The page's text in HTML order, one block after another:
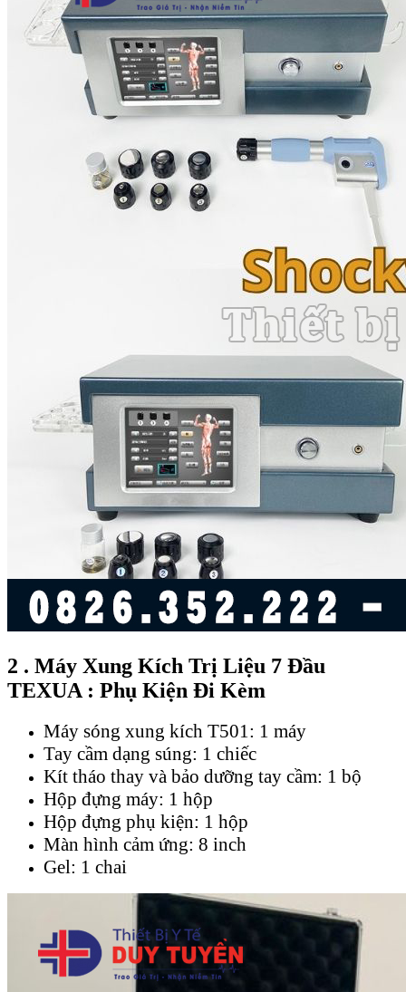
2 . Máy Xung Kích Trị Liệu 7 Đầu
TEXUA : Phụ Kiện Đi Kèm
Máy sóng xung kích T501: 1 máy
Tay cầm dạng súng: 1 chiếc
Kít tháo thay và bảo dưỡng tay cầm: 1 bộ
Hộp đựng máy: 1 hộp
Hộp đựng phụ kiện: 1 hộp
Màn hình cảm ứng: 8 inch
Gel: 1 chai